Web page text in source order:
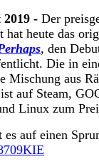
- Der
hat heute das
, den
Die in
Mischung aus
auf Steam,
Linux zum
auf einen